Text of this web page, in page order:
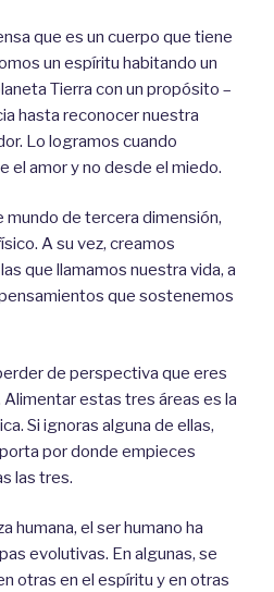
que es un cuerpo que tiene
un espíritu habitando un
Tierra con un propósito –
hasta reconocer nuestra
Lo logramos cuando
el amor y no desde el miedo.
de tercera dimensión,
A su vez, creamos
que llamamos nuestra vida, a
que sostenemos
de perspectiva que eres
estas tres áreas es la
Si ignoras alguna de ellas,
por donde empieces
las tres.
humana, el ser humano ha
evolutivas. En algunas, se
otras en el espíritu y en otras